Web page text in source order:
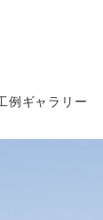
ー
例ギャラリー